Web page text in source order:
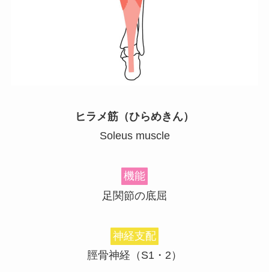
ヒラメ筋（ひらめきん）
Soleus muscle
機能
足関節の底屈
神経支配
脛骨神経（S1・2）